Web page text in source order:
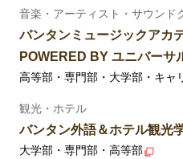
音楽・アーティスト・サウンド
バンタンミュージックアカ
POWERED BY ユニバーサ
高等部・専門部・大学部・キャ
観光・ホテル
バンタン外語＆ホテル観光
大学部・専門部・高等部